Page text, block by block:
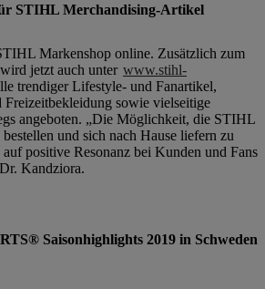
STIHL Merchandising-Artikel
Markenshop online. Zusätzlich zum
jetzt auch unter www.stihl-
trendiger Lifestyle- und Fanartikel,
Freizeitbekleidung sowie vielseitige
angeboten. „Die Möglichkeit, die STIHL
und sich nach Hause liefern zu
positive Resonanz bei Kunden und Fans
Kandziora.
Saisonhighlights 2019 in Schweden